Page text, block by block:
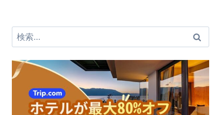
検
索: